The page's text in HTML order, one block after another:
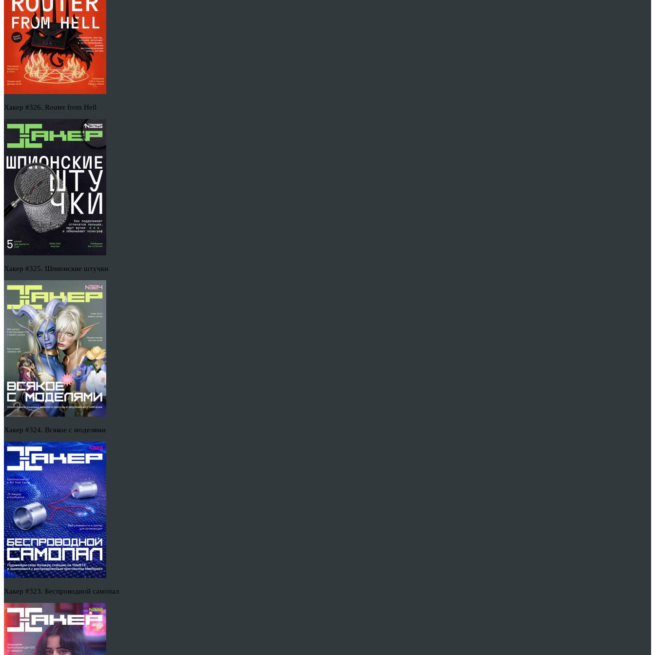
Хакер #326. Router from Hell
Хакер #325. Шпионские штучки
Хакер #324. Всякое с моделями
Хакер #323. Беспроводной самопал